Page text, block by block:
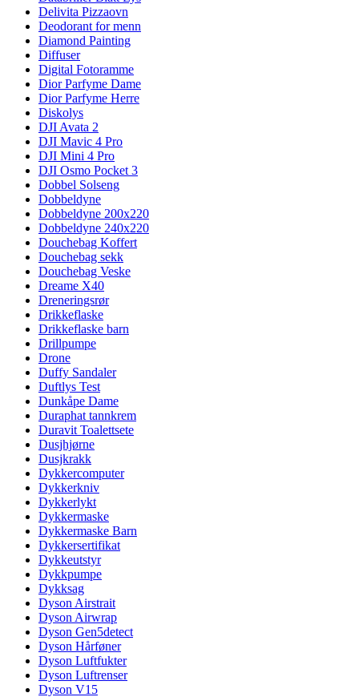
Delivita Pizzaovn
Deodorant for menn
Diamond Painting
Diffuser
Digital Fotoramme
Dior Parfyme Dame
Dior Parfyme Herre
Diskolys
DJI Avata 2
DJI Mavic 4 Pro
DJI Mini 4 Pro
DJI Osmo Pocket 3
Dobbel Solseng
Dobbeldyne
Dobbeldyne 200x220
Dobbeldyne 240x220
Douchebag Koffert
Douchebag sekk
Douchebag Veske
Dreame X40
Dreneringsrør
Drikkeflaske
Drikkeflaske barn
Drillpumpe
Drone
Duffy Sandaler
Duftlys Test
Dunkåpe Dame
Duraphat tannkrem
Duravit Toalettsete
Dusjhjørne
Dusjkrakk
Dykkercomputer
Dykkerkniv
Dykkerlykt
Dykkermaske
Dykkermaske Barn
Dykkersertifikat
Dykkeutstyr
Dykkpumpe
Dykksag
Dyson Airstrait
Dyson Airwrap
Dyson Gen5detect
Dyson Hårføner
Dyson Luftfukter
Dyson Luftrenser
Dyson V15